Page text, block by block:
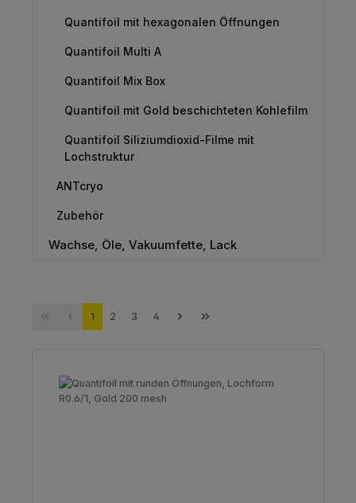
Quantifoil mit hexagonalen Öffnungen
Quantifoil Multi A
Quantifoil Mix Box
Quantifoil mit Gold beschichteten Kohlefilm
Quantifoil Siliziumdioxid-Filme mit
Lochstruktur
ANTcryo
Zubehör
Wachse, Öle, Vakuumfette, Lack
Seite
1 Seite
2 Seite
3 Seite
4